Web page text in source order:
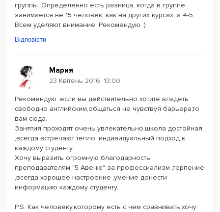
группы. Определенно есть разница, когда в группе
занимается не 15 человек, как на других курсах, а 4-5.
Всем уделяют внимание. Рекомендую :)
Відповісти
Мария
23 Квітень 2016, 13:00
Рекомендую ,если вы действительно хотите владеть
свободно английским,общаться не чувствуя барьера,то
вам сюда.
Занятия проходят очень увлекательно,школа достойная
,всегда встречают тепло ,индивидуальный подход к
каждому студенту.
Хочу выразить огромную благодарность
преподавателям "5 Авеню" за профессиализм ,терпение
,всегда хорошее настроение ,умение донести
информацию каждому студенту.
P.S. Как человеку,которому есть с чем сравнивать,хочу